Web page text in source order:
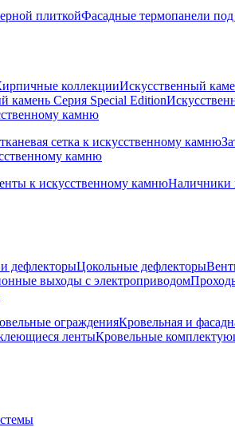
плиткойФасадные термопанели
коллекцииИскусственный
камень Серия Special Edition
камню
сетка к искусственному камню
камню
к искусственному камнюНаличники
дефлекторыЦокольные дефлекторы
выходы с электроприводом
огражденияКровельная и
лентыКровельные